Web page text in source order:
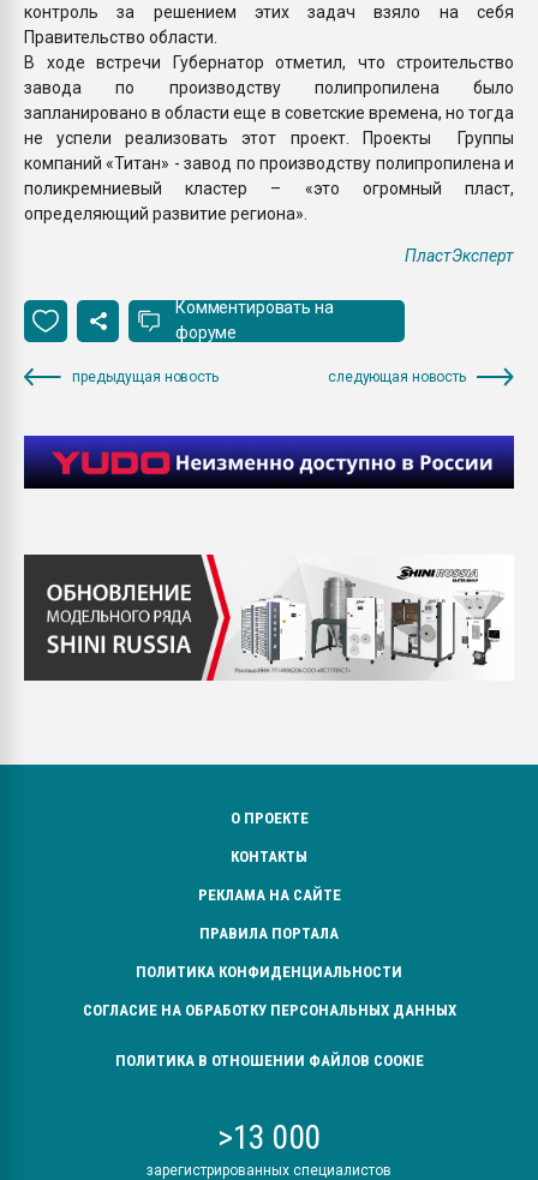
контроль за решением этих задач взяло на себя
Правительство области.
В ходе встречи Губернатор отметил, что строительство
завода по производству полипропилена было
запланировано в области еще в советские времена, но тогда
не успели реализовать этот проект. Проекты Группы
компаний «Титан» - завод по производству полипропилена и
поликремниевый кластер – «это огромный пласт,
определяющий развитие региона».
ПластЭксперт
Комментировать на
форуме
предыдущая новость следующая новость
О ПРОЕКТЕ
КОНТАКТЫ
РЕКЛАМА НА САЙТЕ
ПРАВИЛА ПОРТАЛА
ПОЛИТИКА КОНФИДЕНЦИАЛЬНОСТИ
СОГЛАСИЕ НА ОБРАБОТКУ ПЕРСОНАЛЬНЫХ ДАННЫХ
ПОЛИТИКА В ОТНОШЕНИИ ФАЙЛОВ COOKIE
>13 000
зарегистрированных специалистов